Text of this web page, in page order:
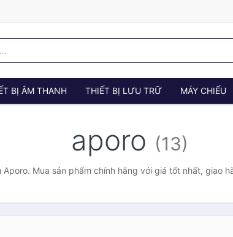
BỊ ÂM THANH THIẾT BỊ LƯU TRỮ MÁY CHIẾU
aporo (13)
Aporo. Mua sản phẩm chính hãng với giá tốt nhất, giao